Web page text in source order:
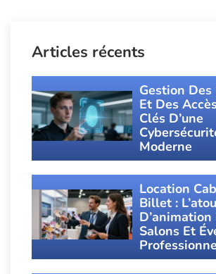
Articles récents
Gestion
Et Des
Clés D’une
Moderne
Location
Billet :
D’animation
Salons Et